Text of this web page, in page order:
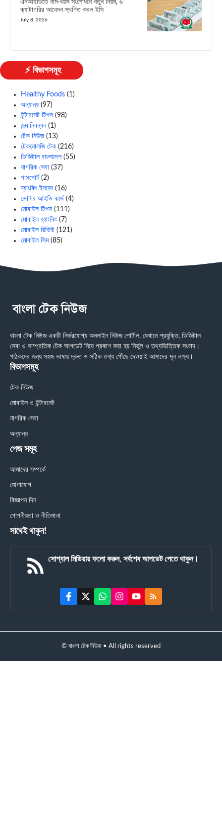
এনআইডিতে নাম-বয়স সংশোধনে নতুন নিয়ম, ৬
ক্যাটাগরির আবেদন স্থগিত করল ইসি
July 8, 2026
⚡ বিভাগসমূহ
Healthy Foods (1)
অন্যান্য (97)
ইন্টারনেট টিপস (98)
জন্ম নিবন্ধন(1)
টেক নিউজ(13)
টেকনোলজি টেক (216)
ডিজিটাল বাংলাদেশ(55)
নাগরিক সেবা (37)
পাসপোর্ট (2)
ব্যাংকিং ইনফো (16)
ভোটার আইডি কার্ড (4)
মোবাইল টিপস (111)
মোবাইল ব্যাংকিং (7)
মোবাইল রিভিউ (121)
মোবাইল সিম(85)
বাংলা টেক নিউজ একটি নির্ভরযোগ্য অনলাইন নিউজ পোর্টাল, যেখানে প্রযুক্তি, ডিজিটাল
সেবা ও সাম্প্রতিক টেক আপডেট নিয়ে প্রকাশ করা হয় নির্ভুল ও তথ্যভিত্তিক সংবাদ।
পাঠকদের জন্য সহজ ভাষায় দ্রুত ও সঠিক তথ্য পৌঁছে দেওয়াই আমাদের মূল লক্ষ্য।
বিভাগসমূহ
টেক নিউজ
মোবাইল ও ইন্টারনেট
নাগরিক সেবা
অন্যান্য
পেজ সমূহ
আমাদের সম্পর্কে
যোগাযোগ
বিজ্ঞাপন দিন
গোপনীয়তা ও নীতিমালা
সাথেই থাকুন!
সোশ্যাল মিডিয়ায় ফলো করুন, সর্বশেষ আপডেট পেতে থাকুন।
© বাংলা টেক নিউজ • All rights reserved